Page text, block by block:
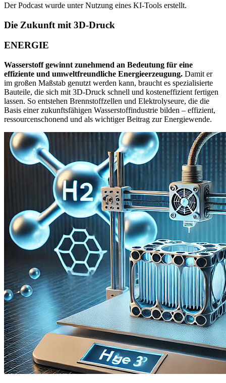
Der Podcast wurde unter Nutzung eines KI-Tools erstellt.
Die Zukunft mit 3D-Druck
ENERGIE
Wasserstoff gewinnt zunehmend an Bedeutung für eine
effiziente und umweltfreundliche Energieerzeugung. Damit er
im großen Maßstab genutzt werden kann, braucht es spezialisierte
Bauteile, die sich mit 3D-Druck schnell und kosteneffizient fertigen
lassen. So entstehen Brennstoffzellen und Elektrolyseure, die die
Basis einer zukunftsfähigen Wasserstoffindustrie bilden – effizient,
ressourcenschonend und als wichtiger Beitrag zur Energiewende.